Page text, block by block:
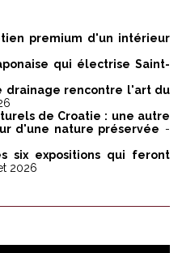
premium d'un intérieur
qui électrise Saint-
drainage rencontre l'art du
de Croatie : une autre
d'une nature préservée -
six expositions qui feront
2026